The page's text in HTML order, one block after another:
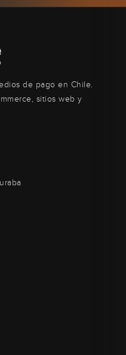
de pago en Chile.
sitios web y